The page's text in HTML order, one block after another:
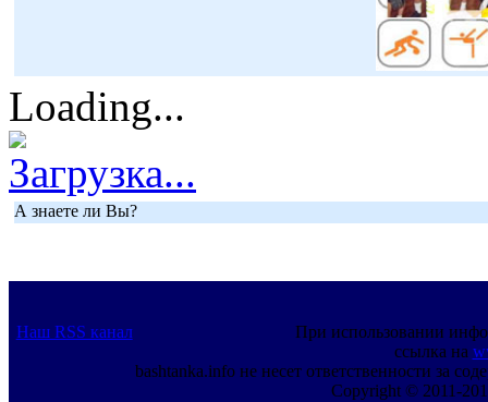
Loading...
Загрузка...
А знаете ли Вы?
Наш RSS канал
При использовании
ссылка на
bashtanka.info не несет ответственности за
Copyright © 2011-